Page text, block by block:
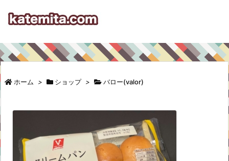
ホーム > ショップ > バロー(valor)